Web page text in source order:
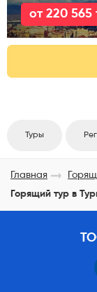
от 220 565
Туры
Главная
Горящий тур в